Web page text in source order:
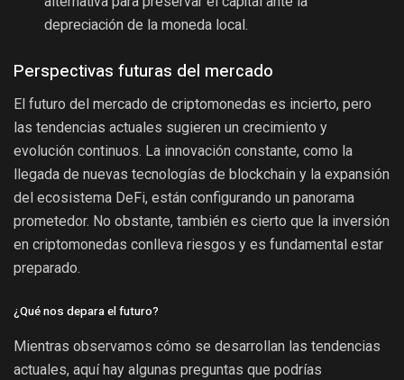
depreciación de la moneda local.
Perspectivas futuras del mercado
El futuro del mercado de criptomonedas es incierto, pero
las tendencias actuales sugieren un crecimiento y
evolución continuos. La innovación constante, como la
llegada de nuevas tecnologías de blockchain y la expansión
del ecosistema DeFi, están configurando un panorama
prometedor. No obstante, también es cierto que la inversión
en criptomonedas conlleva riesgos y es fundamental estar
preparado.
¿Qué nos depara el futuro?
Mientras observamos cómo se desarrollan las tendencias
actuales, aquí hay algunas preguntas que podrías